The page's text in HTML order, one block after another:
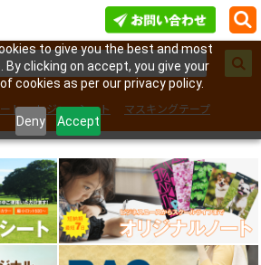
to give you the best and most
By clicking on accept, you give your
cookies as per our privacy policy.
Deny Accept
ト レジャーシート
マスキングテープ